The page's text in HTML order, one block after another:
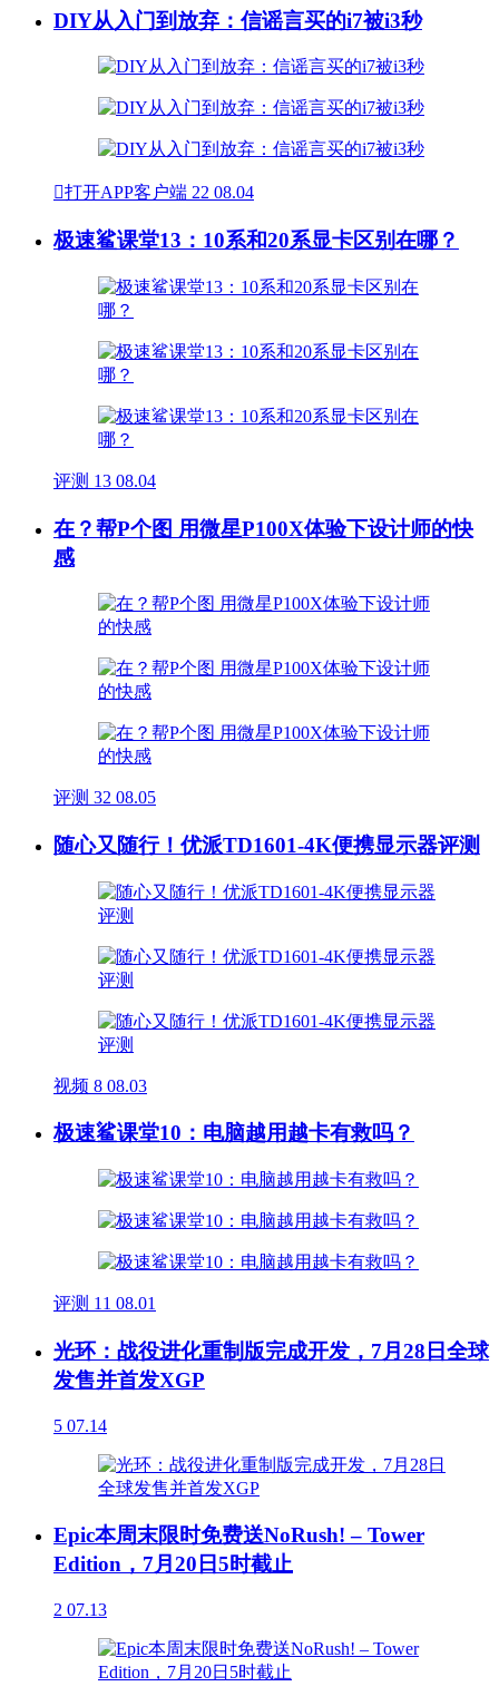
DIY从入门到放弃：信谣言买的i7被i3秒
打开APP客户端 22 08.04
极速鲨课堂13：10系和20系显卡区别在哪？
评测 13 08.04
在？帮P个图 用微星P100X体验下设计师的快
感
评测 32 08.05
随心又随行！优派TD1601-4K便携显示器评测
视频 8 08.03
极速鲨课堂10：电脑越用越卡有救吗？
评测 11 08.01
光环：战役进化重制版完成开发，7月28日全球
发售并首发XGP
5 07.14
Epic本周末限时免费送NoRush! – Tower
Edition，7月20日5时截止
2 07.13